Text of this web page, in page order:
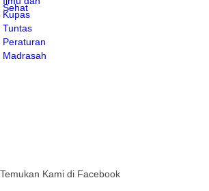
Temukan Kami di Facebook